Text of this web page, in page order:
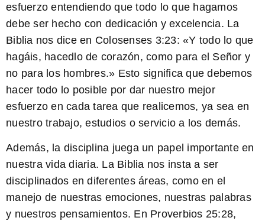
esfuerzo entendiendo que todo lo que hagamos
debe ser hecho con dedicación y excelencia. La
Biblia nos dice en Colosenses 3:23: «Y todo lo que
hagáis, hacedlo de corazón, como para el Señor y
no para los hombres.» Esto significa que debemos
hacer todo lo posible por dar nuestro mejor
esfuerzo en cada tarea que realicemos, ya sea en
nuestro trabajo, estudios o servicio a los demás.
Además, la disciplina juega un papel importante en
nuestra vida diaria. La Biblia nos insta a ser
disciplinados en diferentes áreas, como en el
manejo de nuestras emociones, nuestras palabras
y nuestros pensamientos. En Proverbios 25:28,